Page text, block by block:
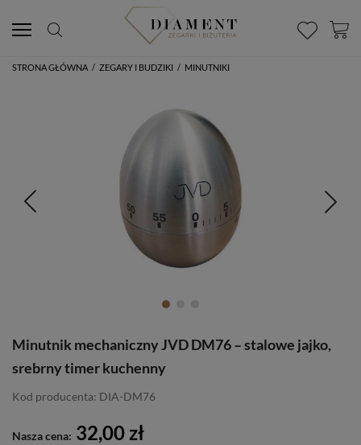
STRONA GŁÓWNA / ZEGARY I BUDZIKI / MINUTNIKI
Minutnik mechaniczny JVD DM76 – stalowe jajko,
srebrny timer kuchenny
Kod producenta: DIA-DM76
Nasza cena: 32,00 zł